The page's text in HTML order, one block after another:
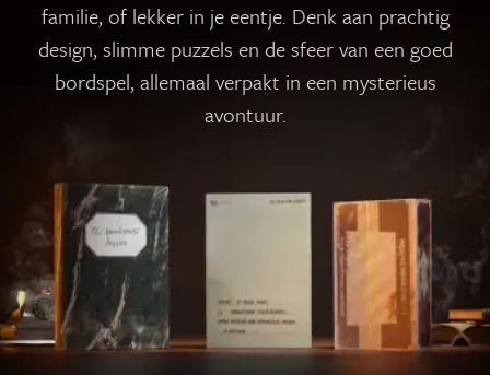
familie, of lekker in je eentje. Denk aan prachtig
design, slimme puzzels en de sfeer van een goed
bordspel, allemaal verpakt in een mysterieus
avontuur.